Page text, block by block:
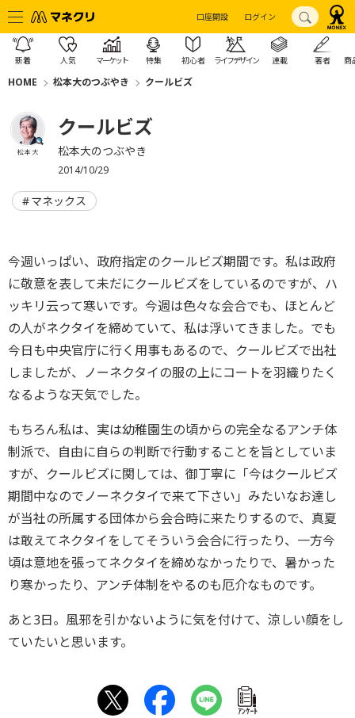
口座開設 ログイン
新着 人気 マーケット 特集 初心者 ライフデザイン 連載 著者 商
HOME 松本大のつぶやき クールビズ
松本 大
クールビズ
松本大のつぶやき
2014/10/29
マネックス
今週いっぱい、政府指定のクールビズ期間です。私は政府
に敬意を表して未だにクールビズをしているのですが、ハ
ッキリ云って寒いです。今週は色々な会合でも、ほとんど
の人がネクタイを締めていて、私は浮いてきました。でも
今日も中央官庁に行く用事もあるので、クールビズで出社
しましたが、ノーネクタイの服の上にコートを羽織りたく
なるような天気でした。
もちろん私は、実は幼稚園生の頃からの完全なるアンチ体
制派で、自由に自らの判断で行動することを旨としていま
すが、クールビズに関しては、御丁寧に「今はクールビズ
期間中なのでノーネクタイで来て下さい」みたいなお達し
が当社の所属する団体から会合時に来たりするので、真夏
は敢えてネクタイをしてそういう会合に行ったり、一方今
頃は意地を張ってネクタイを締めなかったりで、暑かった
り寒かったり、アンチ体制をやるのも厄介なものです。
あと3日。風邪を引かないように気を付けて、涼しい顔をし
ていたいと思います。
ｱﾝｹｰﾄ